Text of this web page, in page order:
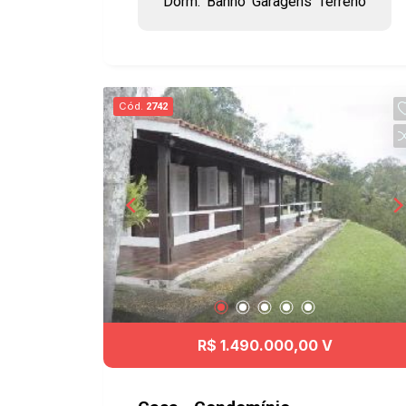
tv - 2 banheiros - Lavabo - Cozinha -
oportunidade!!
Cód. 2742
R$ 1.490.000,00 V